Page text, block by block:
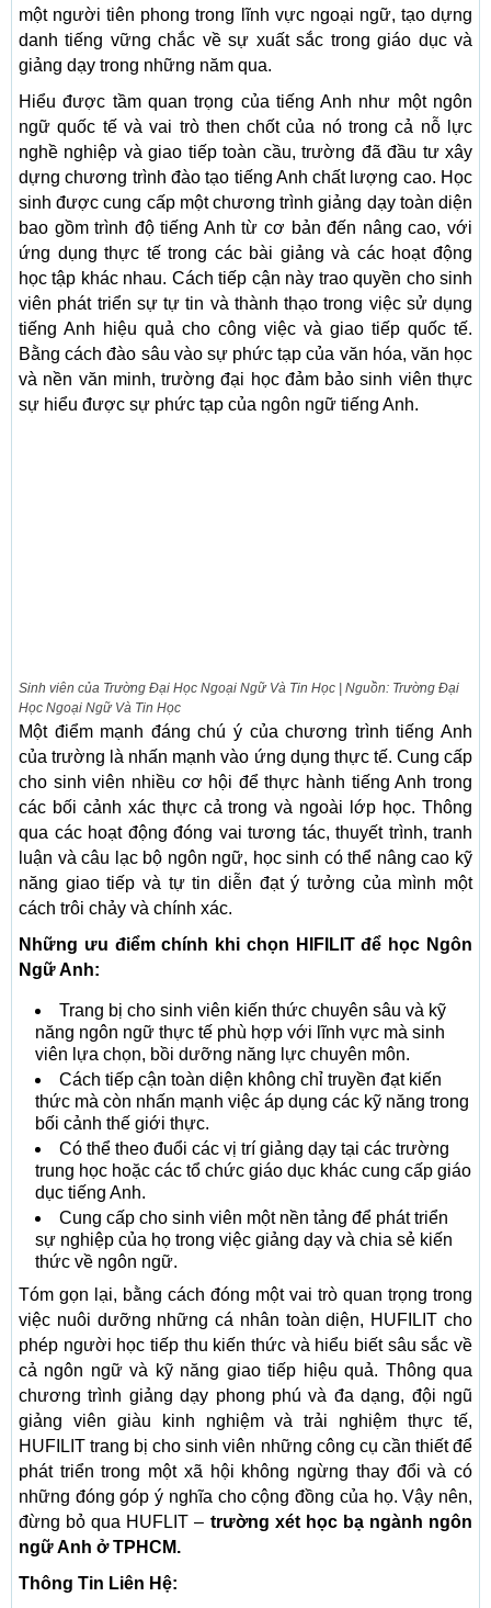
một người tiên phong trong lĩnh vực ngoại ngữ, tạo dựng
danh tiếng vững chắc về sự xuất sắc trong giáo dục và
giảng dạy trong những năm qua.
Hiểu được tầm quan trọng của tiếng Anh như một ngôn
ngữ quốc tế và vai trò then chốt của nó trong cả nỗ lực
nghề nghiệp và giao tiếp toàn cầu, trường đã đầu tư xây
dựng chương trình đào tạo tiếng Anh chất lượng cao. Học
sinh được cung cấp một chương trình giảng dạy toàn diện
bao gồm trình độ tiếng Anh từ cơ bản đến nâng cao, với
ứng dụng thực tế trong các bài giảng và các hoạt động
học tập khác nhau. Cách tiếp cận này trao quyền cho sinh
viên phát triển sự tự tin và thành thạo trong việc sử dụng
tiếng Anh hiệu quả cho công việc và giao tiếp quốc tế.
Bằng cách đào sâu vào sự phức tạp của văn hóa, văn học
và nền văn minh, trường đại học đảm bảo sinh viên thực
sự hiểu được sự phức tạp của ngôn ngữ tiếng Anh.
Sinh viên của Trường Đại Học Ngoại Ngữ Và Tin Học | Nguồn: Trường Đại
Học Ngoại Ngữ Và Tin Học
Một điểm mạnh đáng chú ý của chương trình tiếng Anh
của trường là nhấn mạnh vào ứng dụng thực tế. Cung cấp
cho sinh viên nhiều cơ hội để thực hành tiếng Anh trong
các bối cảnh xác thực cả trong và ngoài lớp học. Thông
qua các hoạt động đóng vai tương tác, thuyết trình, tranh
luận và câu lạc bộ ngôn ngữ, học sinh có thể nâng cao kỹ
năng giao tiếp và tự tin diễn đạt ý tưởng của mình một
cách trôi chảy và chính xác.
Những ưu điểm chính khi chọn HIFILIT để học Ngôn
Ngữ Anh:
Trang bị cho sinh viên kiến ​​thức chuyên sâu và kỹ
năng ngôn ngữ thực tế phù hợp với lĩnh vực mà sinh
viên lựa chọn, bồi dưỡng năng lực chuyên môn.
Cách tiếp cận toàn diện không chỉ truyền đạt kiến ​​
thức mà còn nhấn mạnh việc áp dụng các kỹ năng trong
bối cảnh thế giới thực.
Có thể theo đuổi các vị trí giảng dạy tại các trường
trung học hoặc các tổ chức giáo dục khác cung cấp giáo
dục tiếng Anh.
Cung cấp cho sinh viên một nền tảng để phát triển
sự nghiệp của họ trong việc giảng dạy và chia sẻ kiến ​​
thức về ngôn ngữ.
Tóm gọn lại, bằng cách đóng một vai trò quan trọng trong
việc nuôi dưỡng những cá nhân toàn diện, HUFILIT cho
phép người học tiếp thu kiến ​​thức và hiểu biết sâu sắc về
cả ngôn ngữ và kỹ năng giao tiếp hiệu quả. Thông qua
chương trình giảng dạy phong phú và đa dạng, đội ngũ
giảng viên giàu kinh nghiệm và trải nghiệm thực tế,
HUFILIT trang bị cho sinh viên những công cụ cần thiết để
phát triển trong một xã hội không ngừng thay đổi và có
những đóng góp ý nghĩa cho cộng đồng của họ. Vậy nên,
đừng bỏ qua HUFLIT – trường xét học bạ ngành ngôn
ngữ Anh ở TPHCM.
Thông Tin Liên Hệ: